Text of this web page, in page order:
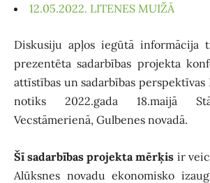
12.05.2022. LITENES MUIŽĀ
Diskusiju apļos iegūtā informācija
prezentēta sadarbības projekta
attīstības un sadarbības perspektīvas
notiks 2022.gada 18.maijā
Vecstāmerienā, Gulbenes novadā.
Šī sadarbības projekta mērķis ir
Alūksnes novadu ekonomisko